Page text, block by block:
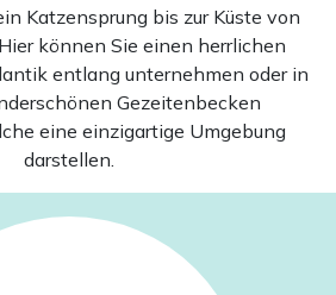
Katzensprung bis zur Küste von
können Sie einen herrlichen
entlang unternehmen oder in
Gezeitenbecken
eine einzigartige Umgebung
darstellen.